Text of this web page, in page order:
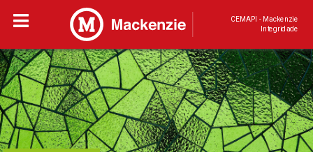
CEMAPI - Mackenzie
Integridade